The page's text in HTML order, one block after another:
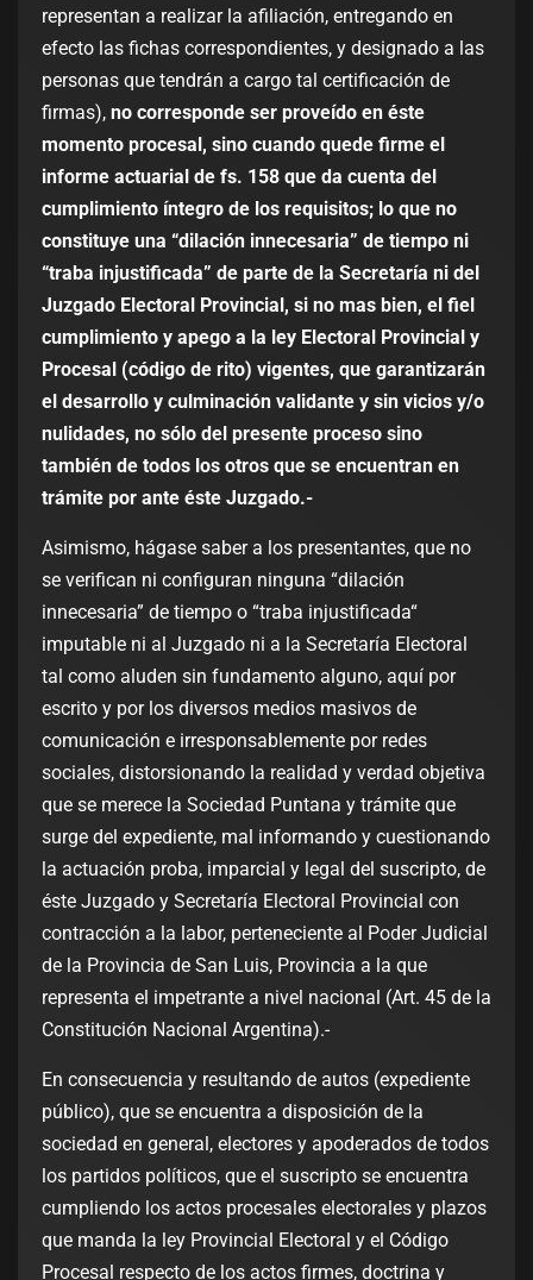
representan a realizar la afiliación, entregando en
efecto las fichas correspondientes, y designado a las
personas que tendrán a cargo tal certificación de
firmas), no corresponde ser proveído en éste
momento procesal, sino cuando quede firme el
informe actuarial de fs. 158 que da cuenta del
cumplimiento íntegro de los requisitos; lo que no
constituye una “dilación innecesaria” de tiempo ni
“traba injustificada” de parte de la Secretaría ni del
Juzgado Electoral Provincial, si no mas bien, el fiel
cumplimiento y apego a la ley Electoral Provincial y
Procesal (código de rito) vigentes, que garantizarán
el desarrollo y culminación validante y sin vicios y/o
nulidades, no sólo del presente proceso sino
también de todos los otros que se encuentran en
trámite por ante éste Juzgado.-
Asimismo, hágase saber a los presentantes, que no
se verifican ni configuran ninguna “dilación
innecesaria” de tiempo o “traba injustificada“
imputable ni al Juzgado ni a la Secretaría Electoral
tal como aluden sin fundamento alguno, aquí por
escrito y por los diversos medios masivos de
comunicación e irresponsablemente por redes
sociales, distorsionando la realidad y verdad objetiva
que se merece la Sociedad Puntana y trámite que
surge del expediente, mal informando y cuestionando
la actuación proba, imparcial y legal del suscripto, de
éste Juzgado y Secretaría Electoral Provincial con
contracción a la labor, perteneciente al Poder Judicial
de la Provincia de San Luis, Provincia a la que
representa el impetrante a nivel nacional (Art. 45 de la
Constitución Nacional Argentina).-
En consecuencia y resultando de autos (expediente
público), que se encuentra a disposición de la
sociedad en general, electores y apoderados de todos
los partidos políticos, que el suscripto se encuentra
cumpliendo los actos procesales electorales y plazos
que manda la ley Provincial Electoral y el Código
Procesal respecto de los actos firmes, doctrina y